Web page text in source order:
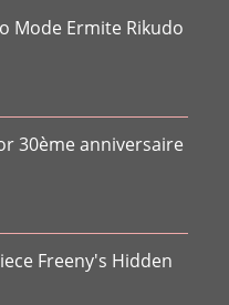
Mode Ermite Rikudo
30ème anniversaire
Freeny's Hidden